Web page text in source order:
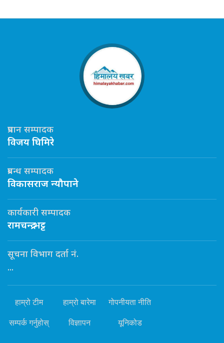
प्रधान सम्पादक
विजय घिमिरे
प्रबन्ध सम्पादक
विकासराज न्यौपाने
कार्यकारी सम्पादक
रामचन्द्र भट्ट
सूचना विभाग दर्ता नं.
...
हाम्रो टीम हाम्रो बारेमा गोपनीयता नीति
सम्पर्क गर्नुहोस् विज्ञापन यूनिकोड